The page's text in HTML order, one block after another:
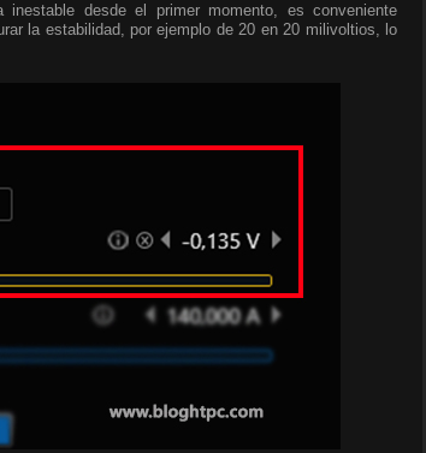
desde el primer momento, es conveniente
la estabilidad, por ejemplo de 20 en 20 milivoltios, lo